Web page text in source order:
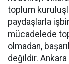
toplum
paydaşlarla
mücadelede
olmadan,
değildir.